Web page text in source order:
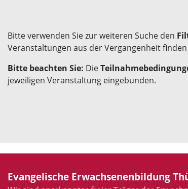
Bitte verwenden Sie zur weiteren Suche den
Veranstaltungen aus der Vergangenheit
Bitte beachten Sie: Die
jeweiligen Veranstaltung eingebunden.
Evangelische Erwachsenenbildung